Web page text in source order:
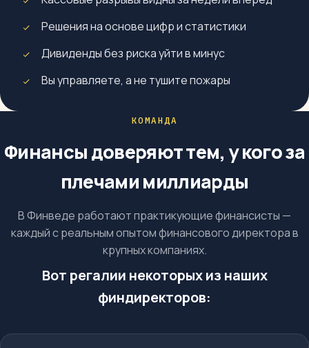
Решения на основе цифр и статистики
Дивиденды без риска уйти в минус
Вы управляете, а не тушите пожары
КОМАНДА
Финансы доверяют тем, у кого за
плечами миллиарды
В Финведе работают практикующие финансисты —
каждый с реальным опытом финансового директора в
крупных компаниях.
Вот регалии некоторых из наших
финдиректоров: